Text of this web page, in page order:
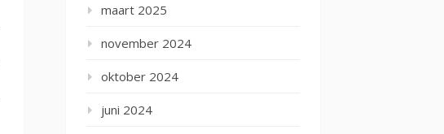
maart 2025
november 2024
oktober 2024
juni 2024